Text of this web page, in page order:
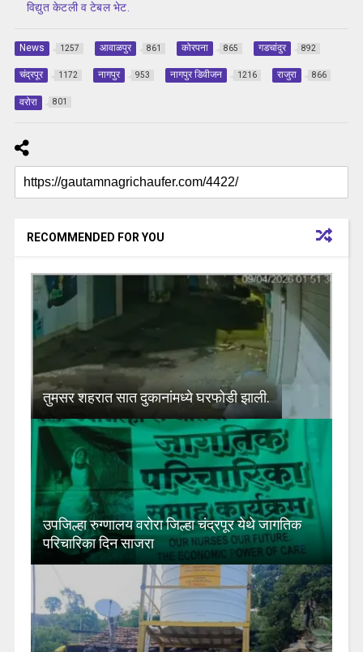
विद्युत केटली व टेबल भेट.
News 1257 आवाळपुर 861 कोरपना 865 गडचांदुर 892
चंद्रपूर 1172 नागपुर 953 नागपुर डिवीजन 1216 राजुरा 866
वरोरा 801
RECOMMENDED FOR YOU
तुमसर शहरात सात दुकानांमध्ये घरफोडी झाली.
उपजिल्हा रुग्णालय वरोरा जिल्हा चंद्रपूर येथे जागतिक
परिचारिका दिन साजरा